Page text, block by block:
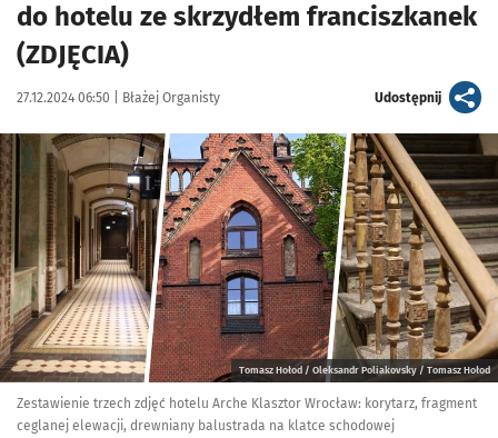
do hotelu ze skrzydłem franciszkanek
(ZDJĘCIA)
Data publikacji:
27.12.2024 06:50 | Autor:
Błażej Organisty Udostępnijartykuł
Kliknij, aby zobaczyć galerię
Tomasz Hołod / Oleksandr Poliakovsky / Tomasz Hołod
Zestawienie trzech zdjęć hotelu Arche Klasztor Wrocław: korytarz, fragment
ceglanej elewacji, drewniany balustrada na klatce schodowej